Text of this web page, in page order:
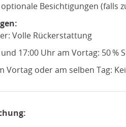
Besichtigungen (falls
Volle Rückerstattung
17:00 Uhr am Vortag: 50 %
Vortag oder am selben Tag: